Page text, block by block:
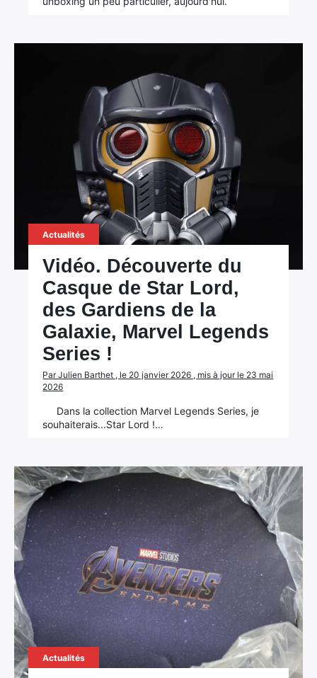
Actualités
Vidéo. Découverte du
Casque de Star Lord,
des Gardiens de la
Galaxie, Marvel Legends
Series !
Par Julien Barthet , le 20 janvier 2026 , mis à jour le 23 mai
2026
Dans la collection Marvel Legends Series, je
souhaiterais...Star Lord !…
Actualités